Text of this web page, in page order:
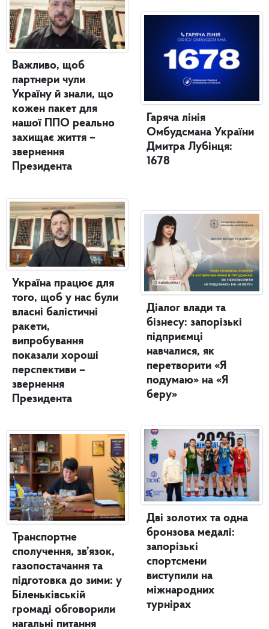
Важливо, щоб
партнери чули
Україну й знали, що
кожен пакет для
нашої ППО реально
захищає життя –
звернення
Президента
Україна працює для
того, щоб у нас були
власні балістичні
ракети,
випробування
показали хороші
перспективи –
звернення
Президента
Транспортне
сполучення, зв’язок,
газопостачання та
підготовка до зими: у
Біленьківській
громаді обговорили
нагальні питання
Гаряча лінія
Омбудсмана України
Дмитра Лубінця:
1678
Діалог влади та
бізнесу: запорізькі
підприємці
навчалися, як
перетворити «Я
подумаю» на «Я
беру»
Дві золотих та одна
бронзова медалі:
запорізькі
спортсмени
виступили на
міжнародних
турнірах